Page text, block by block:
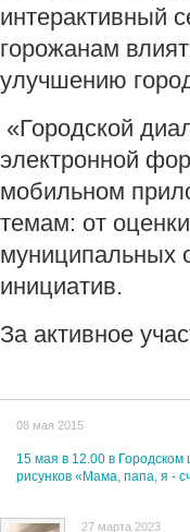
интерактивный
горожанам
улучшению
«Городской
электронной
мобильном
темам: от
муниципальных
инициатив.
За активное
08 мая 2015
15 мая в 12.00 в Городском
рисунков «Мама, папа, я -
27 марта 2023